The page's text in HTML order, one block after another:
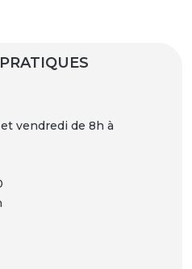
vendredi de 8h à